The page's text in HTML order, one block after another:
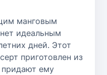
манговым
идеальным
дней. Этот
приготовлен из
ему